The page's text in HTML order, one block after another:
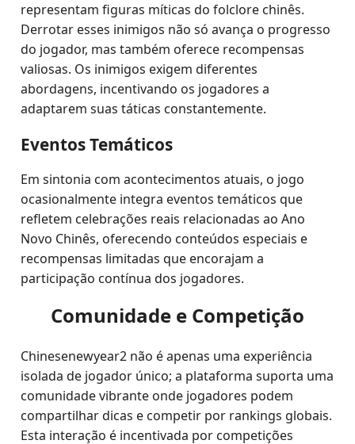
representam figuras míticas do folclore chinês.
Derrotar esses inimigos não só avança o progresso
do jogador, mas também oferece recompensas
valiosas. Os inimigos exigem diferentes
abordagens, incentivando os jogadores a
adaptarem suas táticas constantemente.
Eventos Temáticos
Em sintonia com acontecimentos atuais, o jogo
ocasionalmente integra eventos temáticos que
refletem celebrações reais relacionadas ao Ano
Novo Chinês, oferecendo conteúdos especiais e
recompensas limitadas que encorajam a
participação contínua dos jogadores.
Comunidade e Competição
Chinesenewyear2 não é apenas uma experiência
isolada de jogador único; a plataforma suporta uma
comunidade vibrante onde jogadores podem
compartilhar dicas e competir por rankings globais.
Esta interação é incentivada por competições